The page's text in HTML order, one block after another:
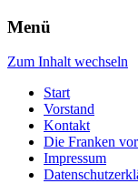
Menü
Zum Inhalt wechseln
Start
Vorstand
Kontakt
Die Franken
Impressum